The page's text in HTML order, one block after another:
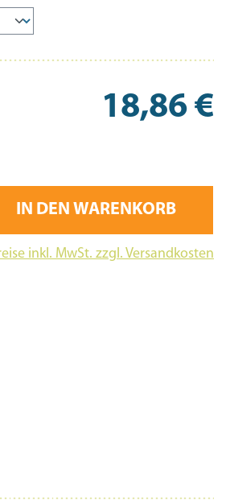
18,86 €
IN DEN WARENKORB
inkl. MwSt. zzgl. Versandkosten